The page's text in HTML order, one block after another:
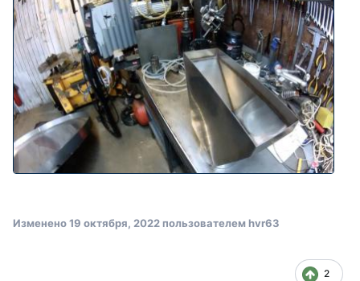
Изменено19 октября, 2022пользователем hvr63
2